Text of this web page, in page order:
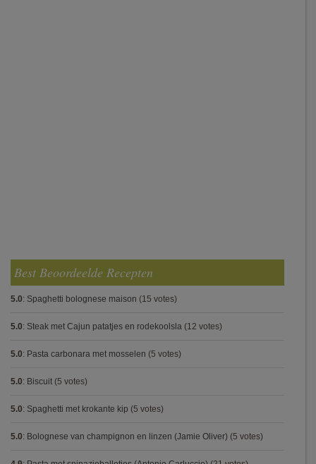
Best Beoordeelde Recepten
5.0: Spaghetti bolognese maison (15 votes)
5.0: Steak met Cajun patatjes en rodekoolsla (12 votes)
5.0: Pasta carbonara met mosselen (5 votes)
5.0: Biscuit (5 votes)
5.0: Spaghetti met krokante kip (5 votes)
5.0: Bolognese van champignon en linzen (Jamie Oliver) (5 votes)